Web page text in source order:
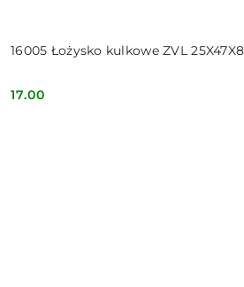
16005 Łożysko kulkowe ZVL 25X47X8
Cena:
17.00